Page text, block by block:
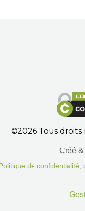
©2026 Tous droits
Créé
Politique de confidentialité,